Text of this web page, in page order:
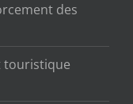
des
touristique